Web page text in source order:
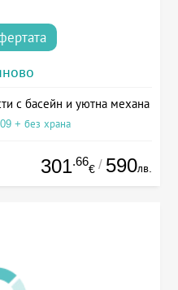
с басейн и уютна механа
+ без храна
301.66
€ / 590лв.